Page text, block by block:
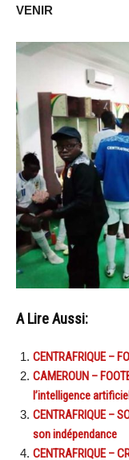
VENIR
A Lire Aussi:
CENTRAFRIQUE –
CAMEROUN –
l’intelligence
CENTRAFRIQUE –
son indépendance
CENTRAFRIQUE –